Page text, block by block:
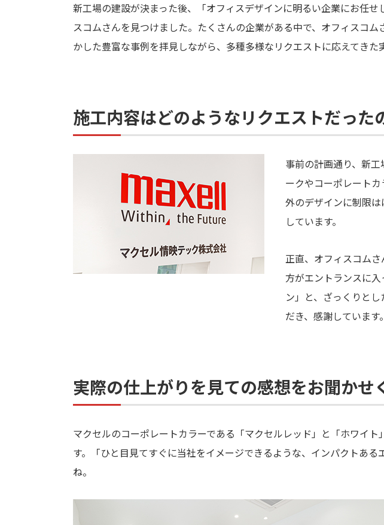
新工場の建設が決まった後、「オフィスデザインに明るい企業にお任
スコムさんを見つけました。たくさんの企業がある中で、オフィスコ
かした豊富な事例を拝見しながら、多種多様なリクエストに応えてきた
施工内容はどのようなリクエストだった
事前の計画通り、新
ークやコーポレート
外のデザインに制限
しています。
正直、オフィスコム
方がエントランスに
ン」と、ざっくりと
だき、感謝しています。
実際の仕上がりを見ての感想をお聞かせ
マクセルのコーポレートカラーである「マクセルレッド」と「ホワイ
す。「ひと目見てすぐに当社をイメージできるような、インパクトあ
ね。